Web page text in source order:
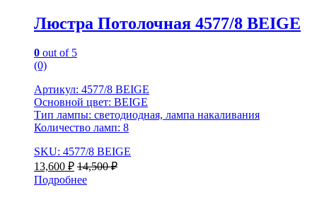
Люстра Потолочная 4577/8 BEIGE
0 out of 5
(0)
Артикул: 4577/8 BEIGE
Основной цвет: BEIGE
Тип лампы: светодиодная, лампа накаливания
Количество ламп: 8
SKU: 4577/8 BEIGE
13,600 ₽ 14,500₽
Подробнее